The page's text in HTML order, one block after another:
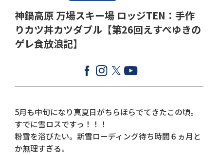
神鍋高原 万場スキー場 ロッジTEN：手作
りカツ丼カツダブル【第26回えすぺゆきの
ゲレ食放浪記】
5月も中旬になり真夏日がちらほらでてきたこの頃。
すでに雪ロスですっ！！！
粉雪を浴びたい。新雪ローディング待ち時間６ヵ月と
か無理すぎる。